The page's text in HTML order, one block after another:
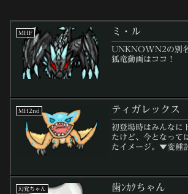
MHF ミ・ル
UNKNOWN2の別
狐竜動画はココ！
MH2nd ティガレックス
初登場時はみんなに
たけど、今となって
たイメージ。▼変種
幻覚ちゃん 歯ﾝｶｸちゃん